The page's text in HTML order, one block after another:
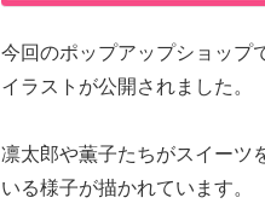
今回のポップアップショップ
イラストが公開されました。
凛太郎や薫子たちがスイーツ
いる様子が描かれています。